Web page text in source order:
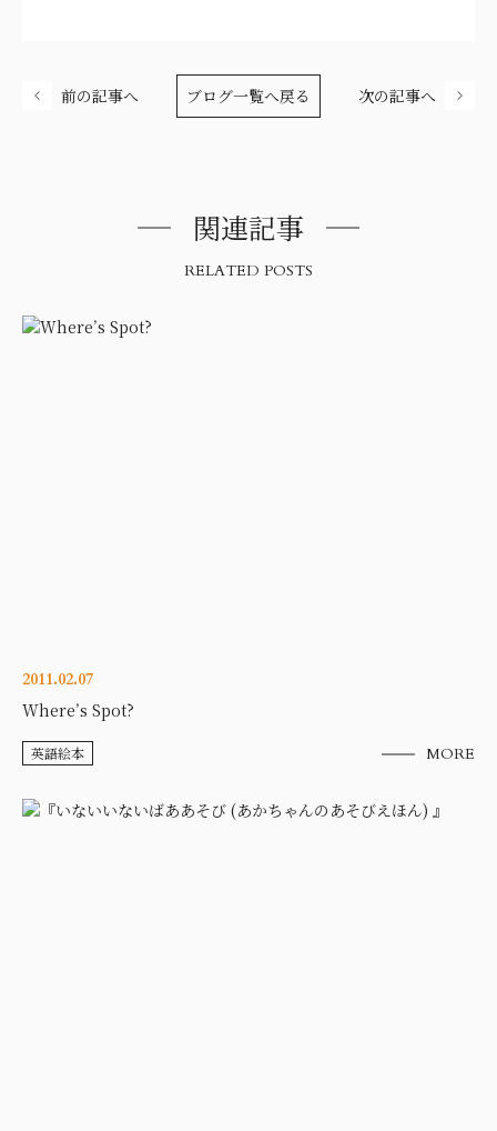
前の記事へ ブログ一覧へ戻る 次の記事へ
関連記事
RELATED POSTS
2011.02.07
Where’s Spot?
英語絵本 MORE